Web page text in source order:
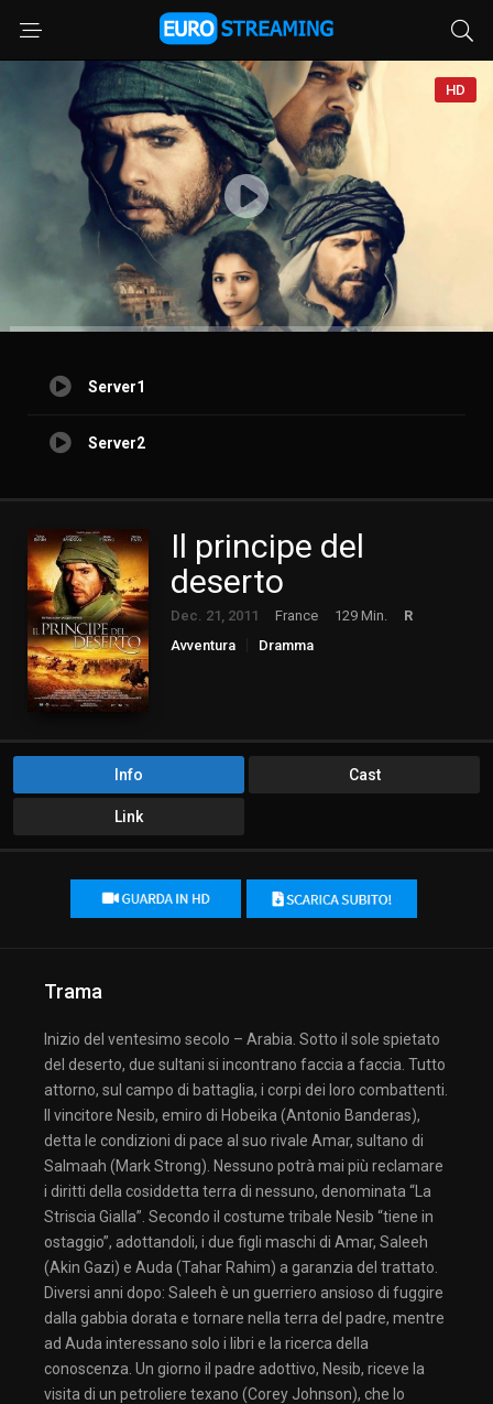
HD
Server1
Server2
Il principe del
deserto
Dec. 21, 2011 France 129 Min.
R
Avventura
Dramma
Info Cast
Link
Trama
Inizio del ventesimo secolo – Arabia. Sotto il sole spietato
del deserto, due sultani si incontrano faccia a faccia. Tutto
attorno, sul campo di battaglia, i corpi dei loro combattenti.
Il vincitore Nesib, emiro di Hobeika (Antonio Banderas),
detta le condizioni di pace al suo rivale Amar, sultano di
Salmaah (Mark Strong). Nessuno potrà mai più reclamare
i diritti della cosiddetta terra di nessuno, denominata “La
Striscia Gialla”. Secondo il costume tribale Nesib “tiene in
ostaggio”, adottandoli, i due figli maschi di Amar, Saleeh
(Akin Gazi) e Auda (Tahar Rahim) a garanzia del trattato.
Diversi anni dopo: Saleeh è un guerriero ansioso di fuggire
dalla gabbia dorata e tornare nella terra del padre, mentre
ad Auda interessano solo i libri e la ricerca della
conoscenza. Un giorno il padre adottivo, Nesib, riceve la
visita di un petroliere texano (Corey Johnson), che lo